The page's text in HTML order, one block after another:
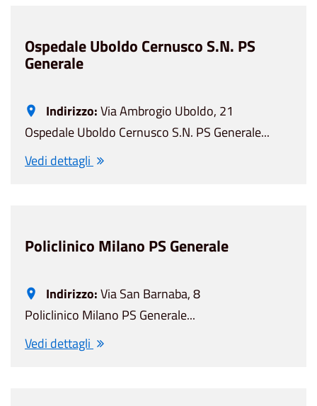
Ospedale Uboldo Cernusco S.N. PS
Generale
Indirizzo:Via Ambrogio Uboldo, 21
Ospedale Uboldo Cernusco S.N. PS Generale...
Vedi dettagli
Policlinico Milano PS Generale
Indirizzo:Via San Barnaba, 8
Policlinico Milano PS Generale...
Vedi dettagli